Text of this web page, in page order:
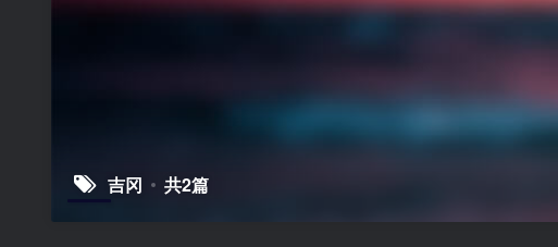
吉冈 共2篇